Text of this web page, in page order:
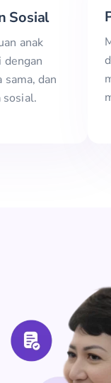
Sosial
anak
dan
sosial.